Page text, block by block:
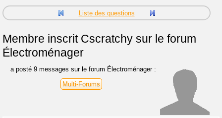
Liste des questions
Membre inscritCscratchy sur le forum
Électroménager
a posté 9 messages sur le forum Électroménager :
Multi-Forums